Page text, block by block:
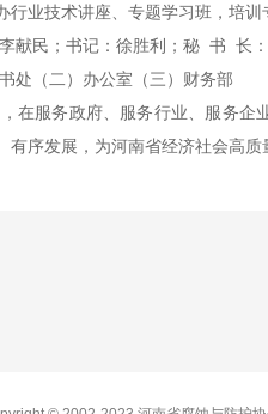
行业技术讲座、专题学习班，培
民；书记：徐胜利；秘 书 长：
（二）办公室（三）财务部
服务政府、服务行业、服务企
有序发展，为河南省经济社会高质